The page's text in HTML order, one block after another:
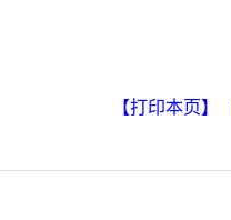
【打印本页】